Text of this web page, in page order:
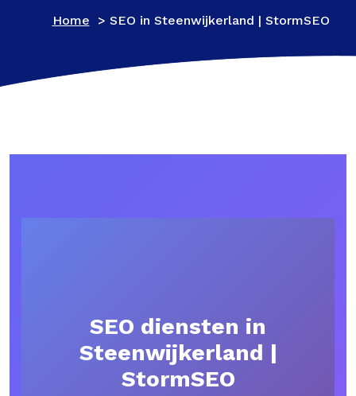
Home > SEO in Steenwijkerland | StormSEO
SEO diensten in
Steenwijkerland |
StormSEO